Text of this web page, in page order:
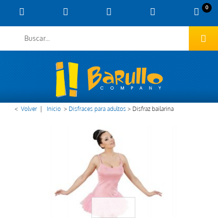
0
< Volver Inicio > Disfraces para adultos > Disfraz bailarina